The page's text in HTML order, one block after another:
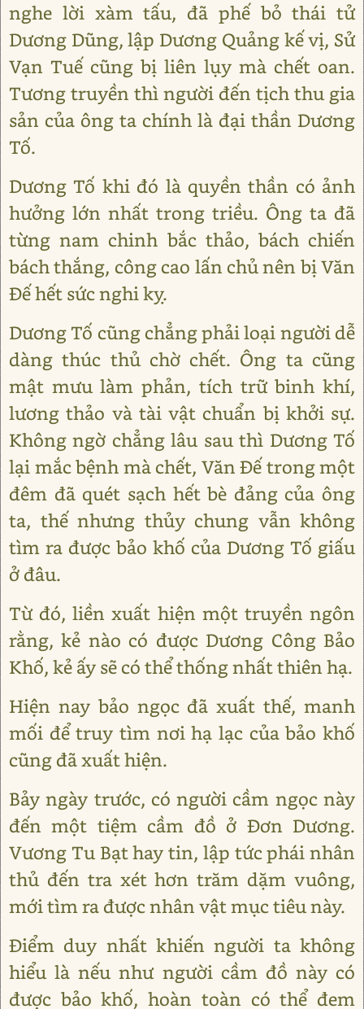
nghe lời xàm tấu, đã phế bỏ thái tử
Dương Dũng, lập Dương Quảng kế vị, Sử
Vạn Tuế cũng bị liên lụy mà chết oan.
Tương truyền thì người đến tịch thu gia
sản của ông ta chính là đại thần Dương
Tố.
Dương Tố khi đó là quyền thần có ảnh
hưởng lớn nhất trong triều. Ông ta đã
từng nam chinh bắc thảo, bách chiến
bách thắng, công cao lấn chủ nên bị Văn
Đế hết sức nghi kỵ.
Dương Tố cũng chẳng phải loại người dễ
dàng thúc thủ chờ chết. Ông ta cũng
mật mưu làm phản, tích trữ binh khí,
lương thảo và tài vật chuẩn bị khởi sự.
Không ngờ chẳng lâu sau thì Dương Tố
lại mắc bệnh mà chết, Văn Đế trong một
đêm đã quét sạch hết bè đảng của ông
ta, thế nhưng thủy chung vẫn không
tìm ra được bảo khố của Dương Tố giấu
ở đâu.
Từ đó, liền xuất hiện một truyền ngôn
rằng, kẻ nào có được Dương Công Bảo
Khố, kẻ ấy sẽ có thể thống nhất thiên hạ.
Hiện nay bảo ngọc đã xuất thế, manh
mối để truy tìm nơi hạ lạc của bảo khố
cũng đã xuất hiện.
Bảy ngày trước, có người cầm ngọc này
đến một tiệm cầm đồ ở Đơn Dương.
Vương Tu Bạt hay tin, lập tức phái nhân
thủ đến tra xét hơn trăm dặm vuông,
mới tìm ra được nhân vật mục tiêu này.
Điểm duy nhất khiến người ta không
hiểu là nếu như người cầm đồ này có
được bảo khố, hoàn toàn có thể đem